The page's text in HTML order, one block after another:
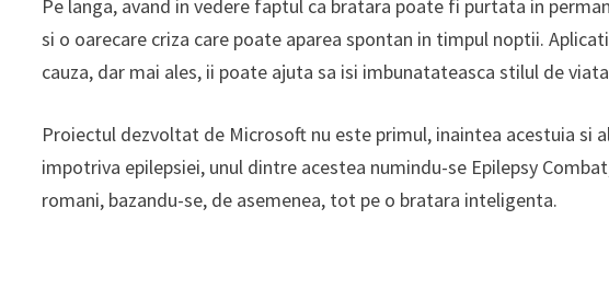
Pe langa, avand in vedere faptul ca bratara poate fi purtata in
si o oarecare criza care poate aparea spontan in timpul noptii.
cauza, dar mai ales, ii poate ajuta sa isi imbunatateasca stilul de
Proiectul dezvoltat de Microsoft nu este primul, inaintea acestuia
impotriva epilepsiei, unul dintre acestea numindu-se Epilepsy
romani, bazandu-se, de asemenea, tot pe o bratara inteligenta.